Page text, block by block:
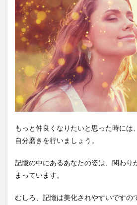
もっと仲良くなりたいと思った時には
自分磨きを行いましょう。
記憶の中にあるあなたの姿は、関わり
まっています。
むしろ、記憶は美化されやすいですの